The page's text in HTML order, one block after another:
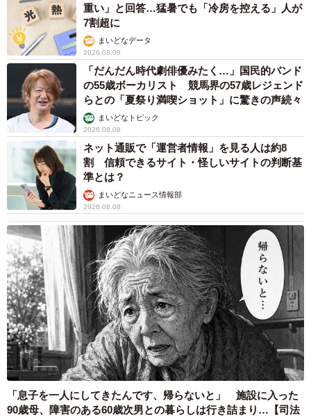
重い」と回答…猛暑でも「冷房を控える」人が
7割超に
まいどなデータ
2026.08.08
「だんだん時代劇俳優みたく…」国民的バンド
の55歳ボーカリスト 競馬界の57歳レジェンド
らとの「夏祭り満喫ショット」に驚きの声続々
まいどなトピック
2026.08.08
ネット通販で「運営者情報」を見る人は約8
割 信頼できるサイト・怪しいサイトの判断基
準とは？
まいどなニュース情報部
2026.08.08
「息子を一人にしてきたんです、帰らないと」 施設に入った
90歳母、障害のある60歳次男との暮らしは行き詰まり…【司法